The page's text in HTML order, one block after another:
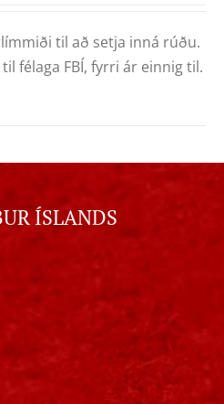
til að setja inná rúðu.
félaga FBÍ, fyrri ár einnig til.
ÍSLANDS